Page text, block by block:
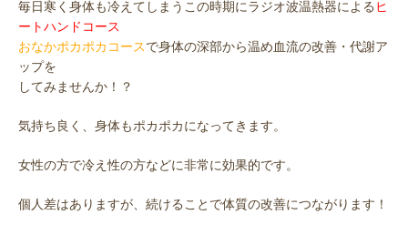
毎日寒く身体も冷えてしまうこの時期にラジオ波温熱器による ヒ
ートハンドコース
おなかポカポカコースで身体の深部から温め血流の改善・代謝ア
ップを
してみませんか！？
気持ち良く、身体もポカポカになってきます。
女性の方で冷え性の方などに非常に効果的です。
個人差はありますが、続けることで体質の改善につながります！